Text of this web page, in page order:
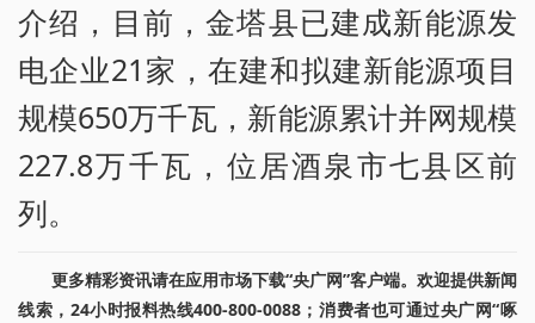
介绍，目前，金塔县已建成新能源发
电企业21家，在建和拟建新能源项目
规模650万千瓦，新能源累计并网规模
227.8万千瓦，位居酒泉市七县区前
列。
更多精彩资讯请在应用市场下载“央广网”客户端。欢迎提供新闻
线索，24小时报料热线400-800-0088；消费者也可通过央广网“啄